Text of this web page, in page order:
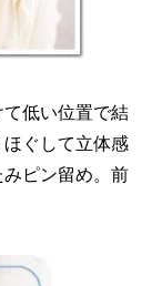
低い位置で結
ぐして立体感
ピン留め。前